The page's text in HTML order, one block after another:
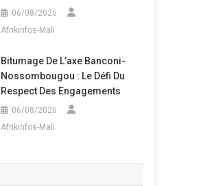
06/08/2026
Afrikinfos-Mali
Bitumage De L’axe Banconi-
Nossombougou : Le Défi Du
Respect Des Engagements
06/08/2026
Afrikinfos-Mali